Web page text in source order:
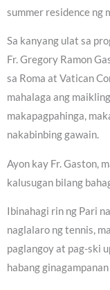
summer residence ng
Sa kanyang ulat sa
Fr. Gregory Ramon
sa Roma at Vatican
mahalaga ang
makapagpahinga,
nakabinbing gawain.
Ayon kay Fr. Gaston,
kalusugan bilang
Ibinahagi rin ng Pari
naglalaro ng tennis,
paglangoy at pag-ski
habang